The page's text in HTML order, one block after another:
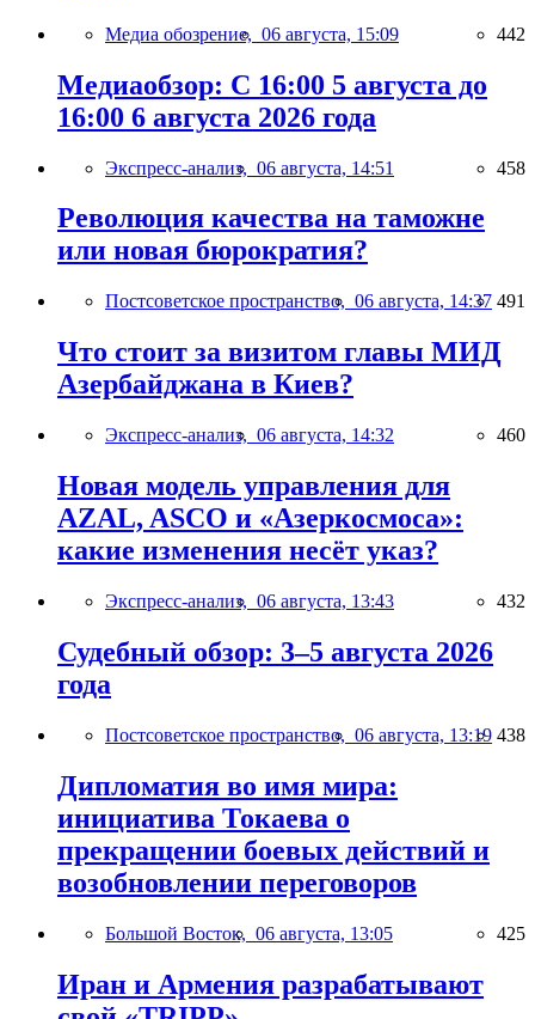
Медиа обозрение, 06 августа, 15:09 442
Медиаобзор: С 16:00 5 августа до
16:00 6 августа 2026 года
Экспресс-анализ, 06 августа, 14:51 458
Революция качества на таможне
или новая бюрократия?
Постсоветское пространство, 06 августа, 14:37 491
Что стоит за визитом главы МИД
Азербайджана в Киев?
Экспресс-анализ, 06 августа, 14:32 460
Новая модель управления для
AZAL, ASCO и «Азеркосмоса»:
какие изменения несёт указ?
Экспресс-анализ, 06 августа, 13:43 432
Судебный обзор: 3–5 августа 2026
года
Постсоветское пространство, 06 августа, 13:19 438
Дипломатия во имя мира:
инициатива Токаева о
прекращении боевых действий и
возобновлении переговоров
Большой Восток, 06 августа, 13:05 425
Иран и Армения разрабатывают